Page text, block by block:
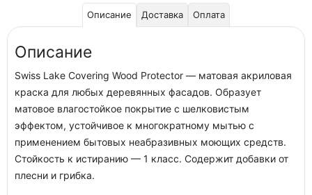
Описание Доставка Оплата
Описание
Swiss Lake Covering Wood Protector — матовая акриловая
краска для любых деревянных фасадов. Образует
матовое влагостойкое покрытие с шелковистым
эффектом, устойчивое к многократному мытью с
применением бытовых неабразивных моющих средств.
Стойкость к истиранию — 1 класс. Содержит добавки от
плесни и грибка.